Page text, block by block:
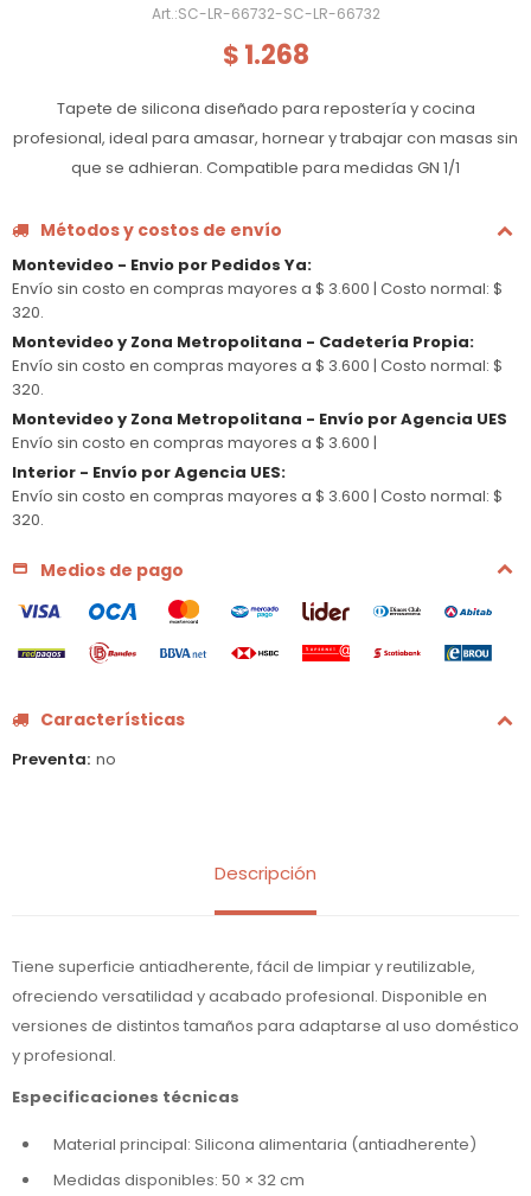
SC-LR-66732-SC-LR-66732
$ 1.268
Tapete de silicona diseñado para repostería y cocina
profesional, ideal para amasar, hornear y trabajar con masas sin
que se adhieran. Compatible para medidas GN 1/1
Métodos y costos de envío
Montevideo - Envio por Pedidos Ya:
Envío sin costo en compras mayores a $ 3.600 | Costo normal: $
320.
Montevideo y Zona Metropolitana - Cadetería Propia:
Envío sin costo en compras mayores a $ 3.600 | Costo normal: $
320.
Montevideo y Zona Metropolitana - Envío por Agencia UES
Envío sin costo en compras mayores a $ 3.600 |
Interior - Envío por Agencia UES:
Envío sin costo en compras mayores a $ 3.600 | Costo normal: $
320.
Medios de pago
Características
Preventa no
Descripción
Tiene superficie antiadherente, fácil de limpiar y reutilizable,
ofreciendo versatilidad y acabado profesional. Disponible en
versiones de distintos tamaños para adaptarse al uso doméstico
y profesional.
Especificaciones técnicas
Material principal: Silicona alimentaria (antiadherente)
Medidas disponibles: 50 × 32 cm